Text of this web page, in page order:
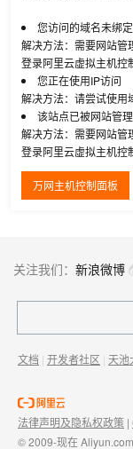
您访问的域名未绑
解决方法：需要网站管
登录阿里云虚拟主机控
您正在使用IP访问
解决方法：请尝试使用
该站点已被网站管
解决方法：需要网站管
登录阿里云虚拟主机控
万网主机控制面板